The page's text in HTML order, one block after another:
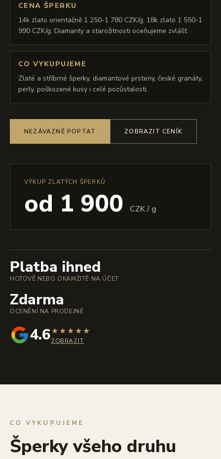
CENA ŠPERKU
14k zlato orientačně 1 250-1 780 CZK/g, 18k zlato 1 550-1
990 CZK/g. Diamanty a starožitnosti oceňujeme zvlášť.
CO VYKUPUJEME
Zlaté a stříbrné šperky, diamantové prsteny, české granáty,
perly, poškozené kusy i celé pozůstalosti.
NEZÁVAZNĚ POPTAT ZOBRAZIT CENÍK
VÝKUP ZLATÝCH ŠPERKŮ
od 1 900 CZK / g
Platba ihned
HOTOVĚ NEBO OKAMŽITĚ NA ÚČET
Zdarma
OCENĚNÍ NA PRODEJNĚ
4.6★★★★★
ZOBRAZIT
CO VYKUPUJEME
Šperky všeho druhu